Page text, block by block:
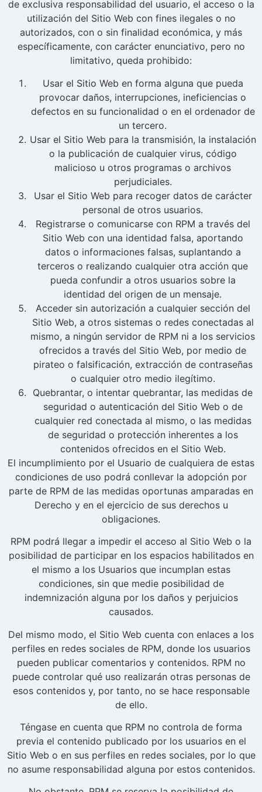
de exclusiva responsabilidad del usuario, el acceso o la
utilización del Sitio Web con fines ilegales o no
autorizados, con o sin finalidad económica, y más
específicamente, con carácter enunciativo, pero no
limitativo, queda prohibido:
Usar el Sitio Web en forma alguna que pueda
provocar daños, interrupciones, ineficiencias o
defectos en su funcionalidad o en el ordenador de
un tercero.
Usar el Sitio Web para la transmisión, la instalación
o la publicación de cualquier virus, código
malicioso u otros programas o archivos
perjudiciales.
Usar el Sitio Web para recoger datos de carácter
personal de otros usuarios.
Registrarse o comunicarse con RPM a través del
Sitio Web con una identidad falsa, aportando
datos o informaciones falsas, suplantando a
terceros o realizando cualquier otra acción que
pueda confundir a otros usuarios sobre la
identidad del origen de un mensaje.
Acceder sin autorización a cualquier sección del
Sitio Web, a otros sistemas o redes conectadas al
mismo, a ningún servidor de RPM ni a los servicios
ofrecidos a través del Sitio Web, por medio de
pirateo o falsificación, extracción de contraseñas
o cualquier otro medio ilegítimo.
Quebrantar, o intentar quebrantar, las medidas de
seguridad o autenticación del Sitio Web o de
cualquier red conectada al mismo, o las medidas
de seguridad o protección inherentes a los
contenidos ofrecidos en el Sitio Web.
El incumplimiento por el Usuario de cualquiera de estas
condiciones de uso podrá conllevar la adopción por
parte de RPM de las medidas oportunas amparadas en
Derecho y en el ejercicio de sus derechos u
obligaciones.
RPM podrá llegar a impedir el acceso al Sitio Web o la
posibilidad de participar en los espacios habilitados en
el mismo a los Usuarios que incumplan estas
condiciones, sin que medie posibilidad de
indemnización alguna por los daños y perjuicios
causados.
Del mismo modo, el Sitio Web cuenta con enlaces a los
perfiles en redes sociales de RPM, donde los usuarios
pueden publicar comentarios y contenidos. RPM no
puede controlar qué uso realizarán otras personas de
esos contenidos y, por tanto, no se hace responsable
de ello.
Téngase en cuenta que RPM no controla de forma
previa el contenido publicado por los usuarios en el
Sitio Web o en sus perfiles en redes sociales, por lo que
no asume responsabilidad alguna por estos contenidos.